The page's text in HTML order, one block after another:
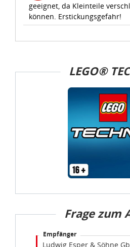
geeignet, da Kleinteile
können. Erstickungsgefahr!
LEGO®
Frage zum
Empfänger